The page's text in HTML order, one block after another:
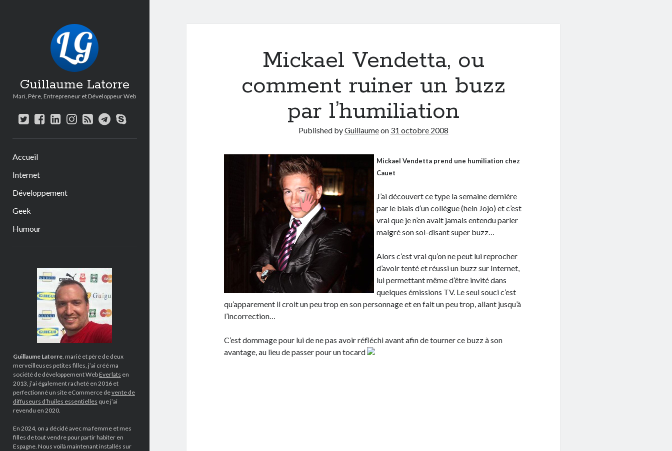
Guillaume Latorre
Mari, Père, Entrepreneur et Développeur Web
twitter
facebook
linkedin
instagram
rsstelegram
skype
Accueil
Internet
Développement
Geek
Humour
Guillaume Latorre, marié et père de deux
merveilleuses petites filles, j’ai créé ma
société de développement Web Everlats en
2013, j’ai également racheté en 2016 et
perfectionné un site eCommerce devente de
diffuseurs d’huiles essentielles que j’ai
revendu en 2020.
En 2024, on a décidé avec ma femme et mes
filles de tout vendre pour partir habiter en
Espagne. Nous voilà maintenant installés sur
Mickael Vendetta, ou
comment ruiner un buzz
par l’humiliation
Published byGuillaumeon 31 octobre 2008
Mickael Vendetta prend une humiliation chez
Cauet
J’ai découvert ce type la semaine dernière
par le biais d’un collègue (hein Jojo) et c’est
vrai que je n’en avait jamais entendu parler
malgré son soi-disant super buzz…
Alors c’est vrai qu’on ne peut lui reprocher
d’avoir tenté et réussi un buzz sur Internet,
lui permettant même d’être invité dans
quelques émissions TV. Le seul souci c’est
qu’apparement il croit un peu trop en son personnage et en fait un peu trop, allant jusqu’à
l’incorrection…
C’est dommage pour lui de ne pas avoir réfléchi avant afin de tourner ce buzz à son
avantage, au lieu de passer pour un tocard